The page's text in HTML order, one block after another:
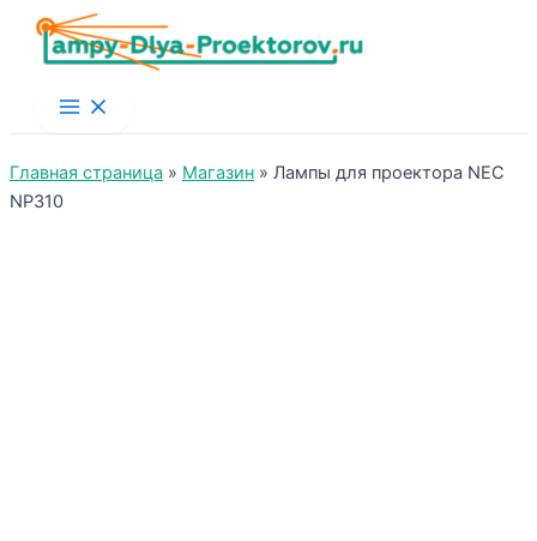
Main
Menu
Главная страница » Магазин » Лампы для проектора NEC
NP310